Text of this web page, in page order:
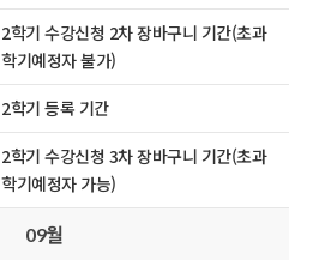
2학기 수강신청 2차 장바구니 기간(초과
학기예정자 불가)
2학기 등록 기간
2학기 수강신청 3차 장바구니 기간(초과
학기예정자 가능)
09월